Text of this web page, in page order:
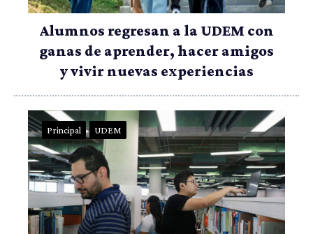
Alumnos regresan a la UDEM con
ganas de aprender, hacer amigos
y vivir nuevas experiencias
Principal UDEM